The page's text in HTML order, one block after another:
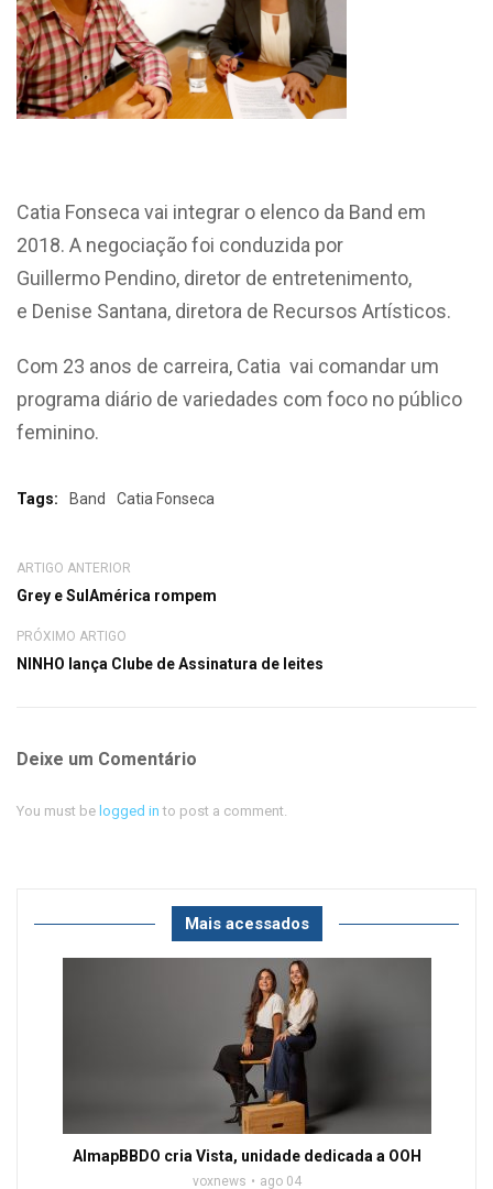
Catia Fonseca vai integrar o elenco da Band em
2018. A negociação foi conduzida por
Guillermo Pendino, diretor de entretenimento,
e Denise Santana, diretora de Recursos Artísticos.
Com 23 anos de carreira, Catia vai comandar um
programa diário de variedades com foco no público
feminino.
Tags: Band Catia Fonseca
ARTIGO ANTERIOR
Grey e SulAmérica rompem
PRÓXIMO ARTIGO
NINHO lança Clube de Assinatura de leites
Deixe um Comentário
You must be logged in to post a comment.
Mais acessados
AlmapBBDO cria Vista, unidade dedicada a OOH
voxnews ago 04